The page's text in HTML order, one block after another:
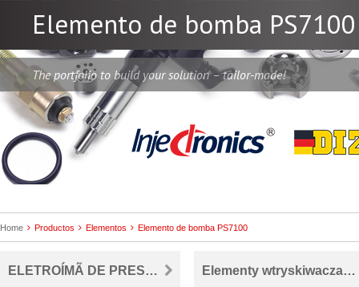
Elemento de bomba PS7100
The portfolio to build your solution – tailor-made!
Home Productos Elementos Elemento de bomba PS7100
ELETROÍMÃ DE PRESSÃO/DE ACIONAMENTO para BOSCH Elementy wtryskiwacza Common Rail para BOSCH